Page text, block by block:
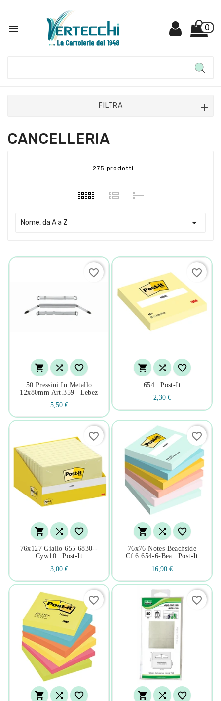
 0
FILTRA
CANCELLERIA
275 prodotti
Nome, da A a Z 
  
50 Pressini In Metallo
12x80mm Art.359 | Lebez
5,50 €
favorite_border
  
654 | Post-It
2,30 €
favorite_border
  
76x127 Giallo 655 6830--
Cyw10 | Post-It
3,00 €
favorite_border
  
76x76 Notes Beachside
Cf.6 654-6-Bea | Post-It
16,90 €
favorite_border
  
favorite_border
  
favorite_border